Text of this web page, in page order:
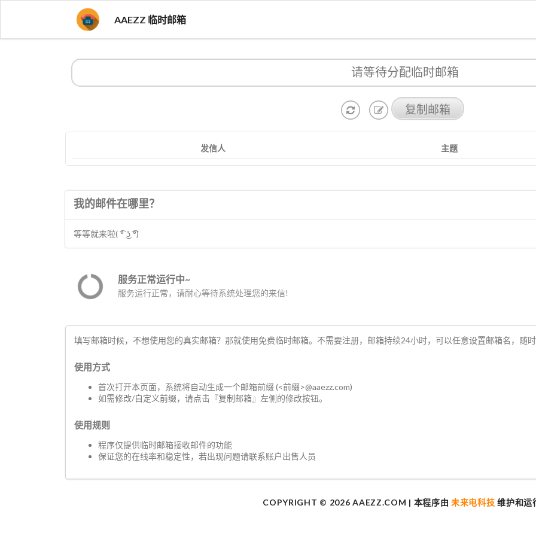
AAEZZ 临时邮箱
复制邮箱
发信人 主题
我的邮件在哪里？
等等就来啦( ͡° ͜ʖ ͡°)
服务正常运行中~
服务运行正常，请耐心等待系统处理您的来信!
填写邮箱时候，不想使用您的真实邮箱？那就使用免费临时邮箱。不需要注册，邮箱持续24小时，可以任意设置邮箱名，随时
使用方式
首次打开本页面，系统将自动生成一个邮箱前缀 (<前缀>@aaezz.com)
如需修改/自定义前缀，请点击『复制邮箱』左侧的修改按钮。
使用规则
程序仅提供临时邮箱接收邮件的功能
保证您的在线率和稳定性，若出现问题请联系账户出售人员
COPYRIGHT © 2026 AAEZZ.COM | 本程序由未来电科技 维护和运